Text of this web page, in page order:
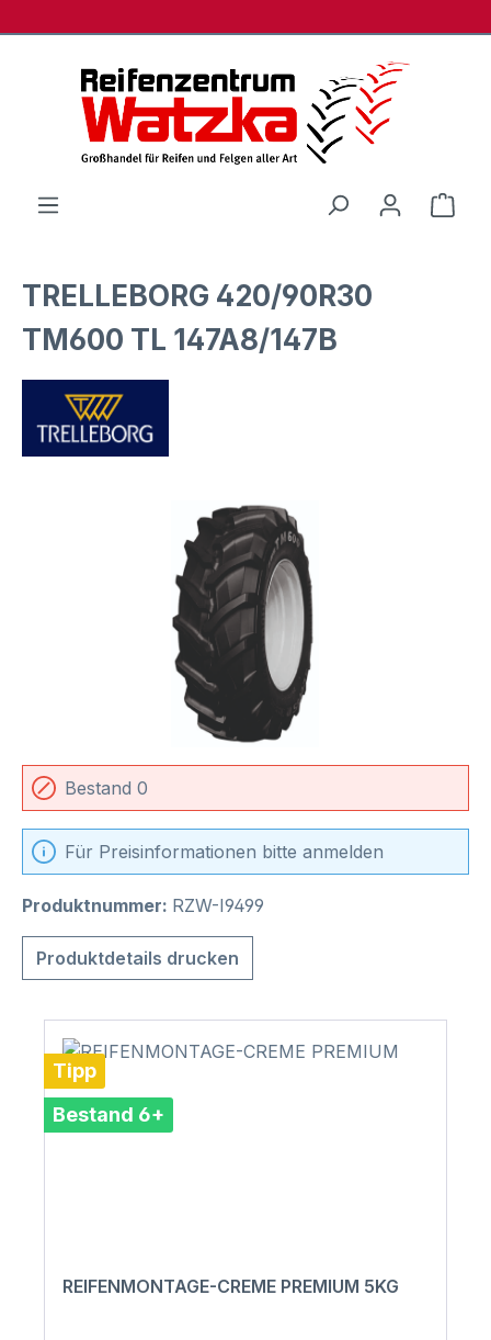
TRELLEBORG 420/90R30
TM600 TL 147A8/147B
Bildergalerie überspringen
Bestand 0
Für Preisinformationen bitte anmelden
Produktnummer: RZW-I9499
Produktdetails drucken
Tipp
Bestand 6+
REIFENMONTAGE-CREME PREMIUM 5KG